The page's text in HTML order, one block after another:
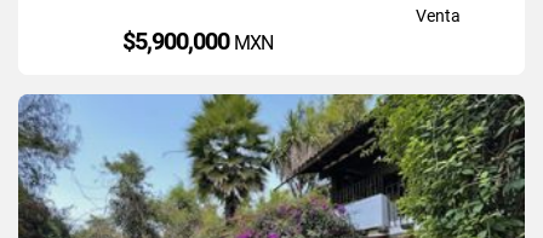
Venta
$5,900,000 MXN